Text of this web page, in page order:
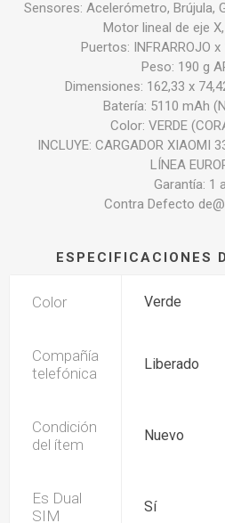
Sensores: Acelerómetro, Brújula,
Motor lineal de eje
Puertos: INFRARROJO x
Peso: 190 g
Dimensiones: 162,33 x
Batería: 5110 mAh
Color: VERDE
INCLUYE: CARGADOR XIAOMI
LÍNEA
Garantía: 1
Contra Defecto
ESPECIFICACIONES
Color Verde
Compañía
telefónica
Liberado
Condición
del ítem
Nuevo
Es Dual
SIM
Sí